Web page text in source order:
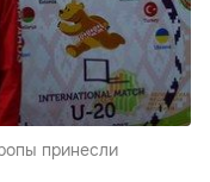
принесли